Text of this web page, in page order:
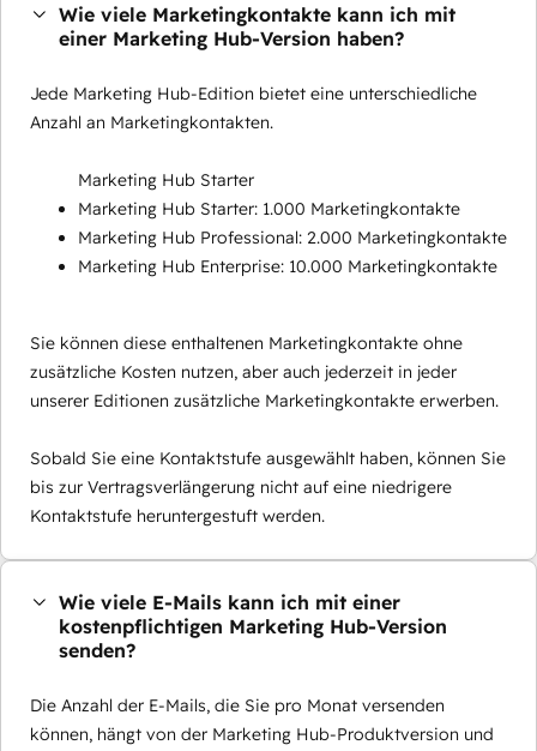
Wie viele Marketingkontakte kann ich mit
einer Marketing Hub-Version haben?
Jede Marketing Hub-Edition bietet eine unterschiedliche
Anzahl an Marketingkontakten.
Marketing Hub Starter
Marketing Hub Starter: 1.000 Marketingkontakte
Marketing Hub Professional: 2.000 Marketingkontakte
Marketing Hub Enterprise: 10.000 Marketingkontakte
Sie können diese enthaltenen Marketingkontakte ohne
zusätzliche Kosten nutzen, aber auch jederzeit in jeder
unserer Editionen zusätzliche Marketingkontakte erwerben.
Sobald Sie eine Kontaktstufe ausgewählt haben, können Sie
bis zur Vertragsverlängerung nicht auf eine niedrigere
Kontaktstufe heruntergestuft werden.
Wie viele E-Mails kann ich mit einer
kostenpflichtigen Marketing Hub-Version
senden?
Die Anzahl der E-Mails, die Sie pro Monat versenden
können, hängt von der Marketing Hub-Produktversion und